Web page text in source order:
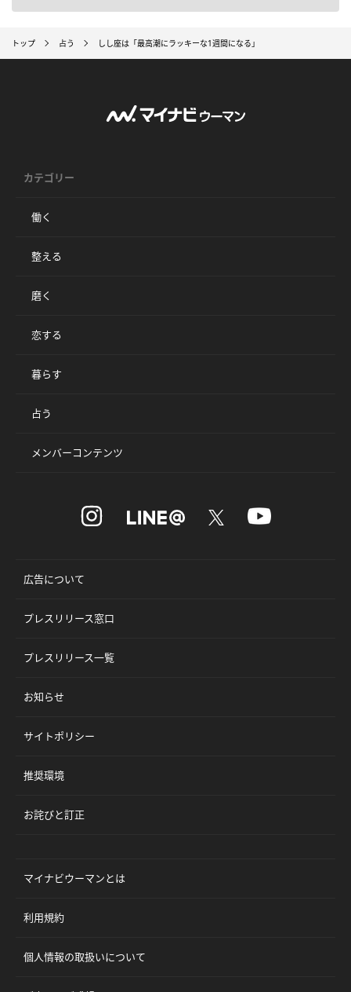
トップ 占う しし座は「最高潮にラッキーな1週間になる」
カテゴリー
働く
整える
磨く
恋する
暮らす
占う
メンバーコンテンツ
広告について
プレスリリース窓口
プレスリリース一覧
お知らせ
サイトポリシー
推奨環境
お詫びと訂正
マイナビウーマンとは
利用規約
個人情報の取扱いについて